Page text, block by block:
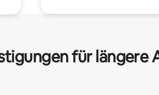
für längere